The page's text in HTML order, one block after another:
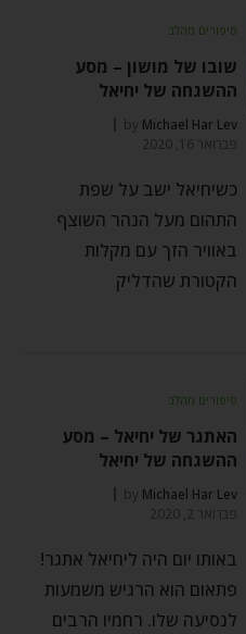
סיפורים מהלב
שובו של מושון – מסע
ההשגחה של יחיאל
by Michael Har Lev
פברואר 16, 2020
כשיחיאל ישב על שפת
התהום מעל הנהר השוצף
באוויר הזך עם מקלות
הקטורת שהדליק
סיפורים מהלב
האתגר של יחיאל – מסע
ההשגחה של יחיאל
by Michael Har Lev
פברואר 2, 2020
באותו יום היה ליחיאל אתגר!
פתאום הוא הרגיש משמעות
לנסיעה שלו. רחמיו הרבים